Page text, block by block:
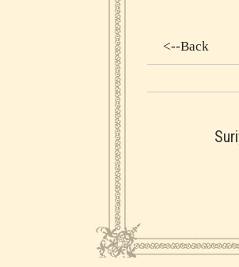
<--Back